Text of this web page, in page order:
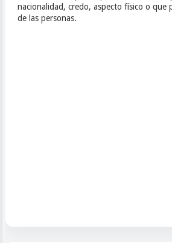
nacionalidad, credo, aspecto físico o que
de las personas.